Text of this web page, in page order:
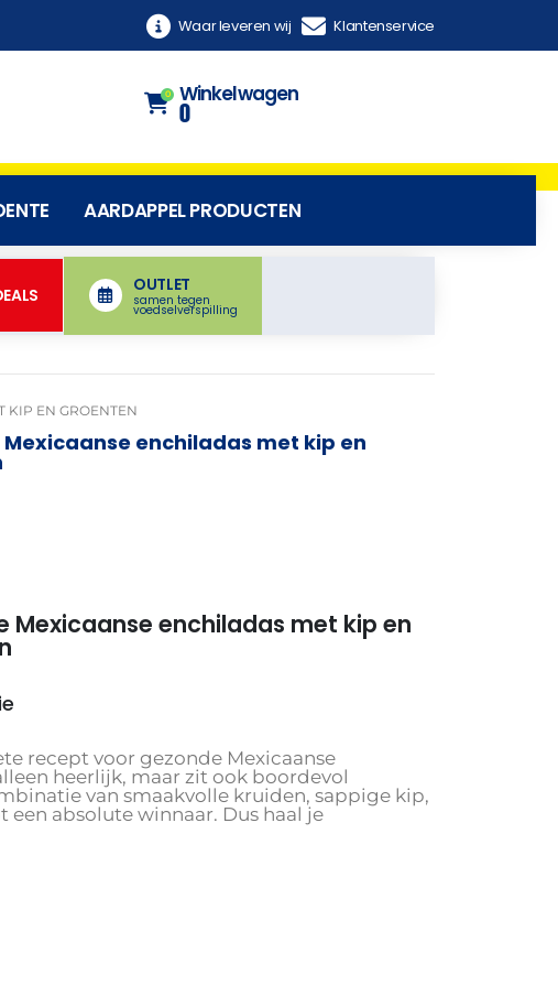
Waar leveren wij Klantenservice
0 Winkelwagen
0
AARDAPPEL PRODUCTEN
OUTLET
samen tegen
voedselverspilling
KIP EN GROENTEN
Mexicaanse enchiladas met kip en
Mexicaanse enchiladas met kip en
recept voor gezonde Mexicaanse
heerlijk, maar zit ook boordevol
van smaakvolle kruiden, sappige kip,
absolute winnaar. Dus haal je